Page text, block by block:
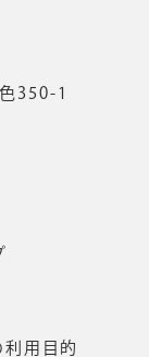
350-1
利用目的